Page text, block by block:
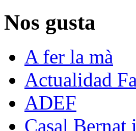
Nos gusta
A fer la mà
Actualidad
ADEF
Casal